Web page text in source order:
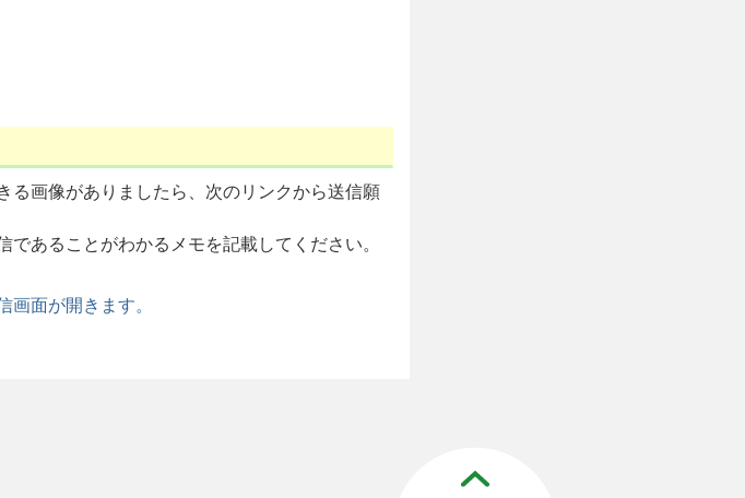
る画像がありましたら、次のリンクから送信願
あることがわかるメモを記載してください。
画面が開きます。